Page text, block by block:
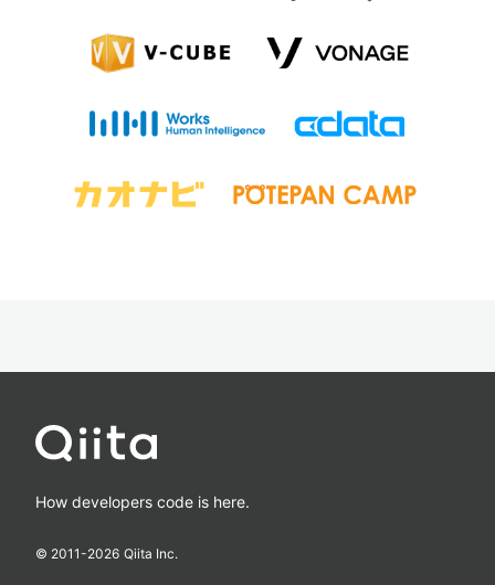
How developers code is here.
© 2011-2026 Qiita Inc.